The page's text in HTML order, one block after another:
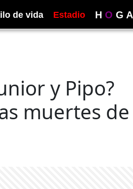
de vida Estadio H O G A
y Pipo?
muertes de